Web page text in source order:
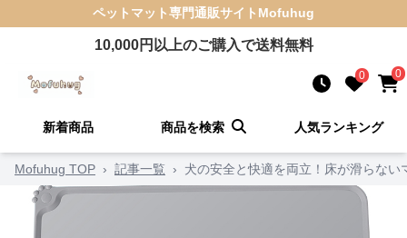
ペットマット専門通販サイト Mofuhug
10,000円以上のご購入で送料無料
0 0
新着商品 商品を検索 人気ランキング
Mofuhug TOP › 記事一覧 › 犬の安全と快適を両立！床が滑らない